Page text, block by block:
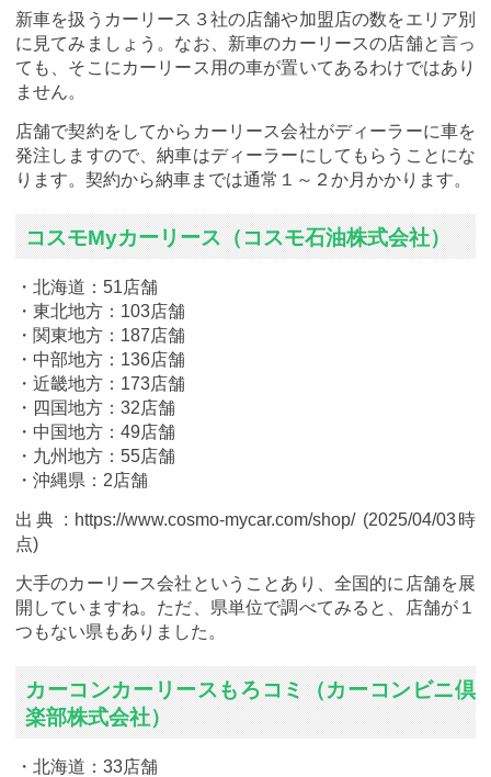
新車を扱うカーリース３社の店舗や加盟店の数をエリア別
に見てみましょう。なお、新車のカーリースの店舗と言っ
ても、そこにカーリース用の車が置いてあるわけではあり
ません。
店舗で契約をしてからカーリース会社がディーラーに車を
発注しますので、納車はディーラーにしてもらうことにな
ります。契約から納車までは通常１～２か月かかります。
コスモMyカーリース（コスモ石油株式会社）
・北海道：51店舗
・東北地方：103店舗
・関東地方：187店舗
・中部地方：136店舗
・近畿地方：173店舗
・四国地方：32店舗
・中国地方：49店舗
・九州地方：55店舗
・沖縄県：2店舗
出典 : https://www.cosmo-mycar.com/shop/ (2025/04/03時
点)
大手のカーリース会社ということあり、全国的に店舗を展
開していますね。ただ、県単位で調べてみると、店舗が１
つもない県もありました。
カーコンカーリースもろコミ（カーコンビニ倶
楽部株式会社）
・北海道：33店舗